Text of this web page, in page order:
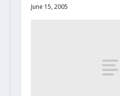
June 15, 2005